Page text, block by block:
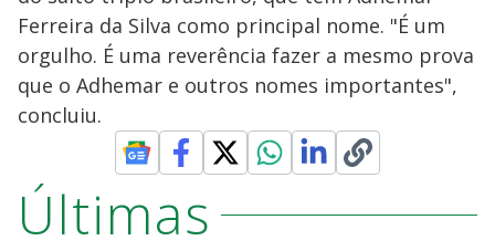
Ferreira da Silva como principal nome. "É um
orgulho. É uma reverência fazer a mesmo prova
que o Adhemar e outros nomes importantes",
concluiu.
Últimas